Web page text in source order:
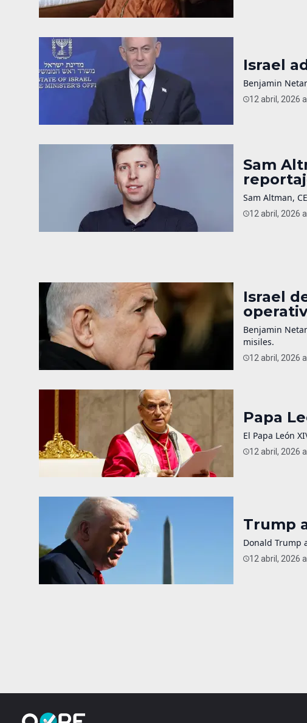
Israel
Benjamin
12 abril, 2026
Sam
Sam Altman,
12 abril, 2026
Israel
Benjamin
misiles.
12 abril, 2026
Papa
El Papa León
12 abril, 2026
Trump
Donald Trump
12 abril, 2026